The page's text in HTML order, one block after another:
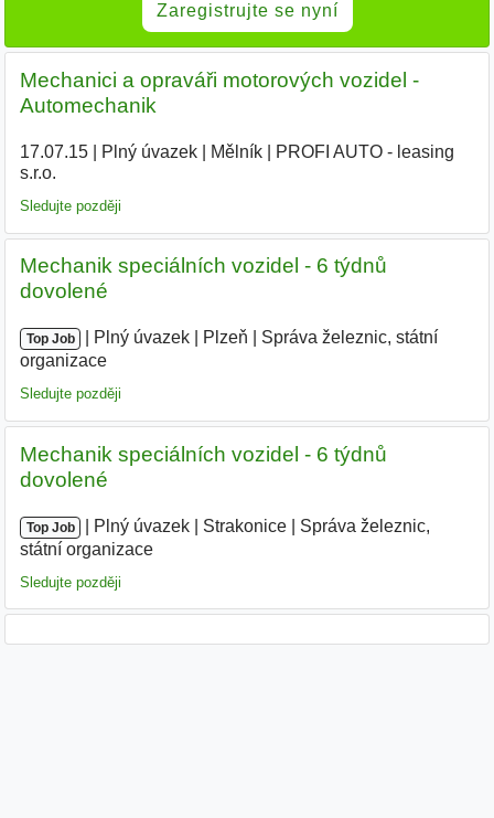
Zaregistrujte se nyní
Mechanici a opraváři motorových vozidel -
Automechanik
17.07.15| Plný úvazek| Mělník|
PROFI AUTO - leasing
s.r.o.
Sledujte později
Mechanik speciálních vozidel - 6 týdnů
dovolené
Top Job Plný úvazek Plzeň
Správa železnic, státní
organizace
Sledujte později
Mechanik speciálních vozidel - 6 týdnů
dovolené
Top Job Plný úvazek Strakonice
Správa železnic,
státní organizace
Sledujte později